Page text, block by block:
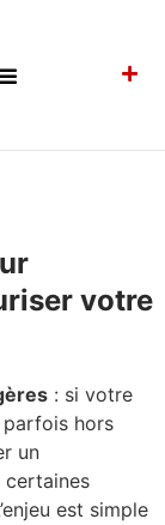
votre
: si votre
parfois hors
un
certaines
est simple